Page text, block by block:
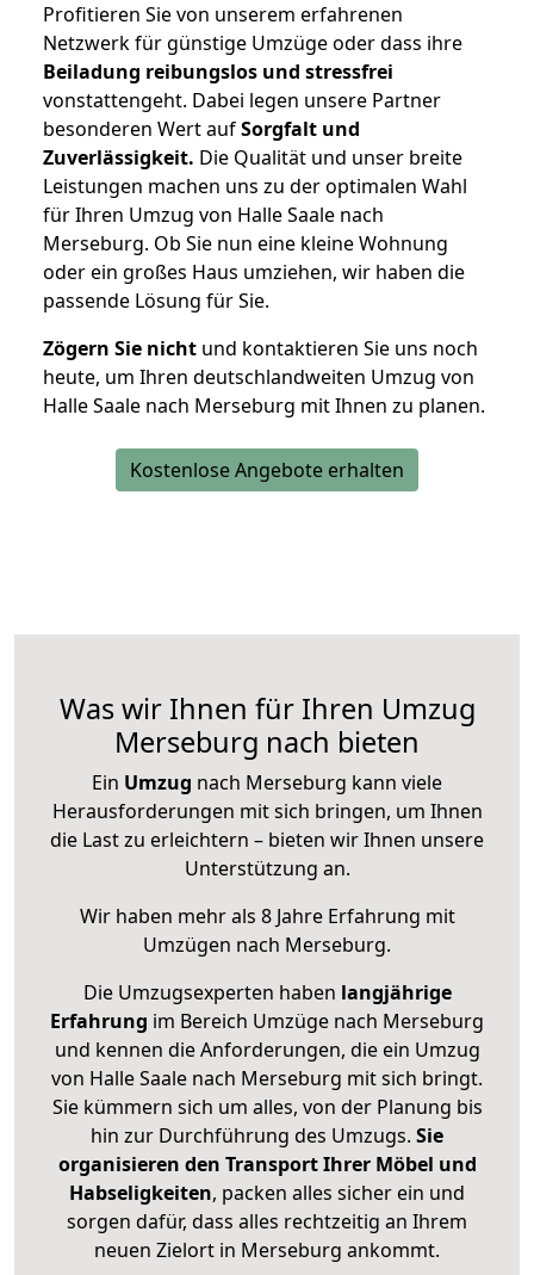
Profitieren Sie von unserem erfahrenen
Netzwerk für günstige Umzüge oder dass ihre
Beiladung reibungslos und stressfrei
vonstattengeht. Dabei legen unsere Partner
besonderen Wert aufSorgfalt und
Zuverlässigkeit. Die Qualität und unser breite
Leistungen machen uns zu der optimalen Wahl
für Ihren Umzug von Halle Saale nach
Merseburg. Ob Sie nun eine kleine Wohnung
oder ein großes Haus umziehen, wir haben die
passende Lösung für Sie.
Zögern Sie nicht und kontaktieren Sie uns noch
heute, um Ihren deutschlandweiten Umzug von
Halle Saale nach Merseburg mit Ihnen zu planen.
Kostenlose Angebote erhalten
Was wir Ihnen für Ihren Umzug
Merseburg nach bieten
Ein Umzug nach Merseburg kann viele
Herausforderungen mit sich bringen, um Ihnen
die Last zu erleichtern – bieten wir Ihnen unsere
Unterstützung an.
Wir haben mehr als 8 Jahre Erfahrung mit
Umzügen nach Merseburg.
Die Umzugsexperten haben langjährige
Erfahrung im Bereich Umzüge nach Merseburg
und kennen die Anforderungen, die ein Umzug
von Halle Saale nach Merseburg mit sich bringt.
Sie kümmern sich um alles, von der Planung bis
hin zur Durchführung des Umzugs. Sie
organisieren den Transport Ihrer Möbel und
Habseligkeiten, packen alles sicher ein und
sorgen dafür, dass alles rechtzeitig an Ihrem
neuen Zielort in Merseburg ankommt.